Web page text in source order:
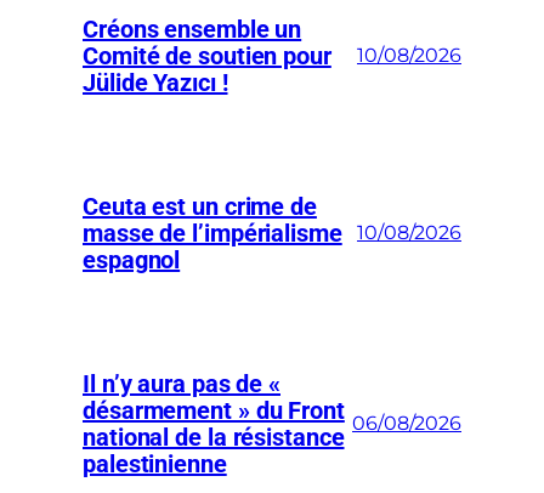
Créons ensemble un
Comité de soutien pour
Jülide Yazıcı !
10/08/2026
Ceuta est un crime de
masse de l’impérialisme
espagnol
10/08/2026
Il n’y aura pas de «
désarmement » du Front
national de la résistance
palestinienne
06/08/2026